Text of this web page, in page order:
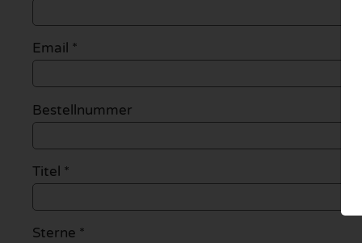
Email *
Bestellnummer
Titel *
Sterne *